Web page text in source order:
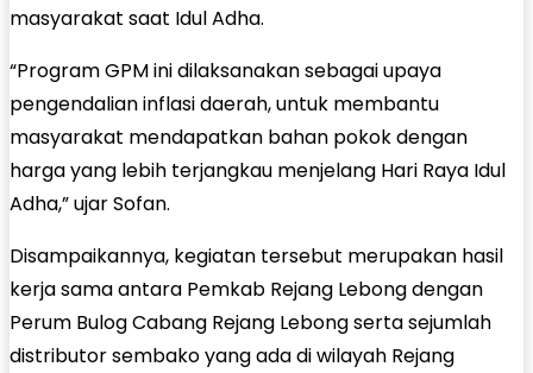
masyarakat saat Idul Adha.
“Program GPM ini dilaksanakan sebagai upaya
pengendalian inflasi daerah, untuk membantu
masyarakat mendapatkan bahan pokok dengan
harga yang lebih terjangkau menjelang Hari Raya Idul
Adha,” ujar Sofan.
Disampaikannya, kegiatan tersebut merupakan hasil
kerja sama antara Pemkab Rejang Lebong dengan
Perum Bulog Cabang Rejang Lebong serta sejumlah
distributor sembako yang ada di wilayah Rejang